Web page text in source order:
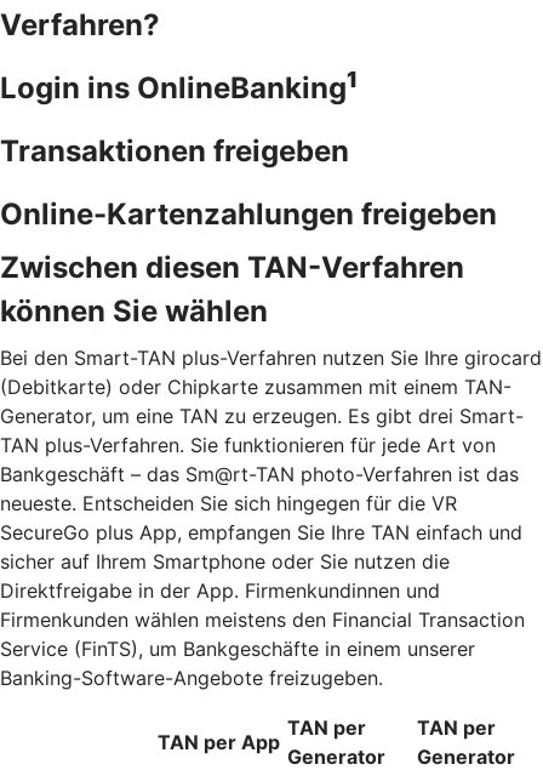
Verfahren?
Login ins OnlineBanking1
Transaktionen freigeben
Online-Kartenzahlungen freigeben
Zwischen diesen TAN-Verfahren
können Sie wählen
Bei den Smart-TAN plus-Verfahren nutzen Sie Ihre girocard
(Debitkarte) oder Chipkarte zusammen mit einem TAN-
Generator, um eine TAN zu erzeugen. Es gibt drei Smart-
TAN plus-Verfahren. Sie funktionieren für jede Art von
Bankgeschäft – das Sm@rt-TAN photo-Verfahren ist das
neueste. Entscheiden Sie sich hingegen für die VR
SecureGo plus App, empfangen Sie Ihre TAN einfach und
sicher auf Ihrem Smartphone oder Sie nutzen die
Direktfreigabe in der App. Firmenkundinnen und
Firmenkunden wählen meistens den Financial Transaction
Service (FinTS), um Bankgeschäfte in einem unserer
Banking-Software-Angebote freizugeben.
TAN per App
TAN per
Generator
TAN per
Generator